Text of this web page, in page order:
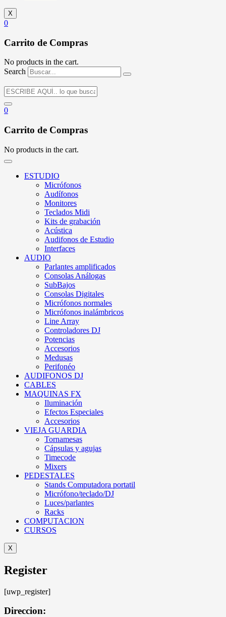
X
0
Carrito de Compras
No products in the cart.
Search
0
Carrito de Compras
No products in the cart.
ESTUDIO
Micrófonos
Audífonos
Monitores
Teclados Midi
Kits de grabación
Acústica
Audifonos de Estudio
Interfaces
AUDIO
Parlantes amplificados
Consolas Análogas
SubBajos
Consolas Digitales
Micrófonos normales
Micrófonos inalámbricos
Line Array
Controladores DJ
Potencias
Accesorios
Medusas
Perifonéo
AUDIFONOS DJ
CABLES
MAQUINAS FX
Iluminación
Efectos Especiales
Accesorios
VIEJA GUARDIA
Tornamesas
Cápsulas y agujas
Timecode
Mixers
PEDESTALES
Stands Computadora portatil
Micrófono/teclado/DJ
Luces/parlantes
Racks
COMPUTACION
CURSOS
X
Register
[uwp_register]
Direccion: